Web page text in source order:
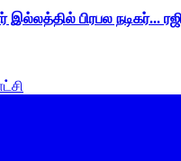
பிரபல நடிகர்...